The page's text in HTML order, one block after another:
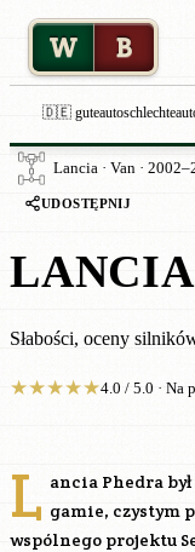
W B
🇩🇪
Lancia · Van ·
UDOSTĘPNIJ
LANCIA
Słabości, oceny
★★★★★4.0 / 5.0 · Na
L ancia Phedra
gamie, czystym
wspólnego projektu